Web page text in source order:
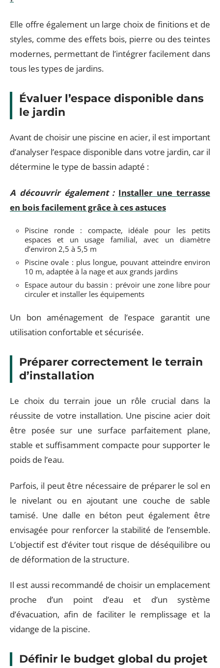
Elle offre également un large choix de finitions et de
styles, comme des effets bois, pierre ou des teintes
modernes, permettant de l’intégrer facilement dans
tous les types de jardins.
Évaluer l’espace disponible dans
le jardin
Avant de choisir une piscine en acier, il est important
d’analyser l’espace disponible dans votre jardin, car il
détermine le type de bassin adapté :
A découvrir également : Installer une terrasse
en bois facilement grâce à ces astuces
Piscine ronde : compacte, idéale pour les petits
espaces et un usage familial, avec un diamètre
d’environ 2,5 à 5,5 m
Piscine ovale : plus longue, pouvant atteindre environ
10 m, adaptée à la nage et aux grands jardins
Espace autour du bassin : prévoir une zone libre pour
circuler et installer les équipements
Un bon aménagement de l’espace garantit une
utilisation confortable et sécurisée.
Préparer correctement le terrain
d’installation
Le choix du terrain joue un rôle crucial dans la
réussite de votre installation. Une piscine acier doit
être posée sur une surface parfaitement plane,
stable et suffisamment compacte pour supporter le
poids de l’eau.
Parfois, il peut être nécessaire de préparer le sol en
le nivelant ou en ajoutant une couche de sable
tamisé. Une dalle en béton peut également être
envisagée pour renforcer la stabilité de l’ensemble.
L’objectif est d’éviter tout risque de déséquilibre ou
de déformation de la structure.
Il est aussi recommandé de choisir un emplacement
proche d’un point d’eau et d’un système
d’évacuation, afin de faciliter le remplissage et la
vidange de la piscine.
Définir le budget global du projet